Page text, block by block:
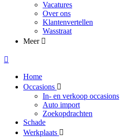
Vacatures
Over ons
Klantenvertellen
Wasstraat
Meer
Home
Occasions
In- en verkoop occasions
Auto import
Zoekopdrachten
Schade
Werkplaats